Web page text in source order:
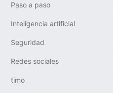
Paso a paso
Inteligencia artificial
Seguridad
Redes sociales
timo